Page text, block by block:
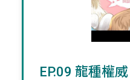
EP.09 龍種權